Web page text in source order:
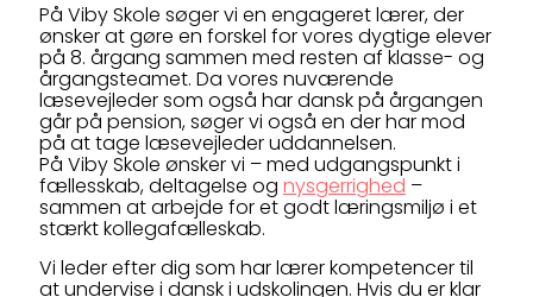
På Viby Skole søger vi en engageret lærer, der
ønsker at gøre en forskel for vores dygtige elever
på 8. årgang sammen med resten af klasse- og
årgangsteamet. Da vores nuværende
læsevejleder som også har dansk på årgangen
går på pension, søger vi også en der har mod
på at tage læsevejleder uddannelsen.
På Viby Skole ønsker vi – med udgangspunkt i
fællesskab, deltagelse og nysgerrighed –
sammen at arbejde for et godt læringsmiljø i et
stærkt kollegafælleskab.
Vi leder efter dig som har lærer kompetencer til
at undervise i dansk i udskolingen. Hvis du er klar